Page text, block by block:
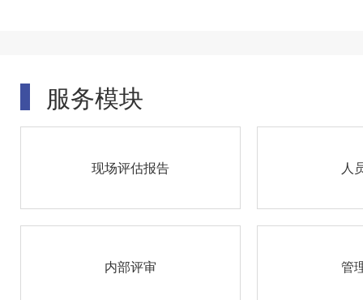
服务模块
现场评估报告 人
内部评审 管